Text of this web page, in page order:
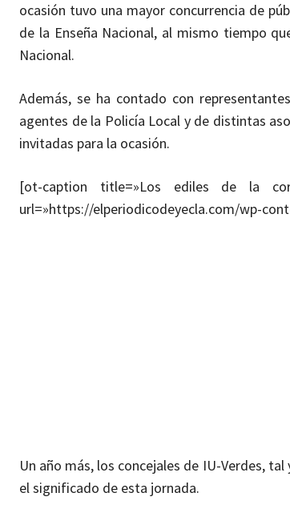
ocasión tuvo una mayor concurrencia de
de la Enseña Nacional, al mismo tiempo
Nacional.
Además, se ha contado con
agentes de la Policía Local y de distintas
invitadas para la ocasión.
[ot-caption title=»Los ediles de la
url=»https://elperiodicodeyecla.com/wp-
Un año más, los concejales de IU-Verdes,
el significado de esta jornada.